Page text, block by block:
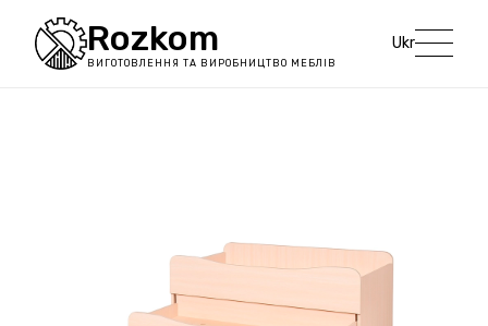
Rozkom
ВИГОТОВЛЕННЯ ТА ВИРОБНИЦТВО МЕБЛІВ
Ukr